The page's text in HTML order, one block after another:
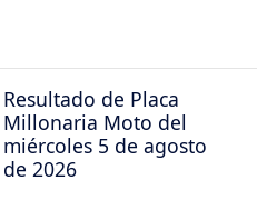
Resultado de Placa
Millonaria Moto del
miércoles 5 de agosto
de 2026